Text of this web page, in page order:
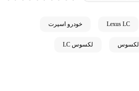
Lexus LC خودرو اسپرت
لکسوس لکسوس LC